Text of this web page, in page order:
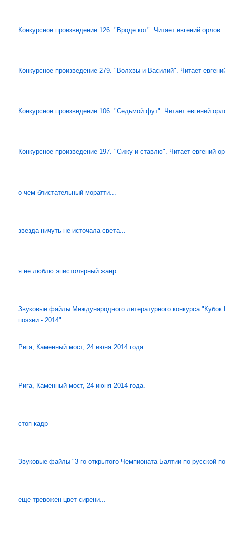
Конкурсное произведение 126. "Вроде кот". Читает евгений орлов
Конкурсное произведение 279. "Волхвы и Василий". Читает
Конкурсное произведение 106. "Седьмой фут". Читает евгений
Конкурсное произведение 197. "Сижу и ставлю". Читает евгений
о чем блистательный моратти...
звезда ничуть не источала света...
я не люблю эпистолярный жанр...
Звуковые файлы Международного литературного конкурса "Кубок
поэзии - 2014"
Рига, Каменный мост, 24 июня 2014 года.
Рига, Каменный мост, 24 июня 2014 года.
стоп-кадр
Звуковые файлы "3-го открытого Чемпионата Балтии по русской
еще тревожен цвет сирени...